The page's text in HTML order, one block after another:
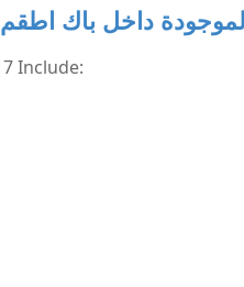
داخل باك اطقم التدريبات
Include: